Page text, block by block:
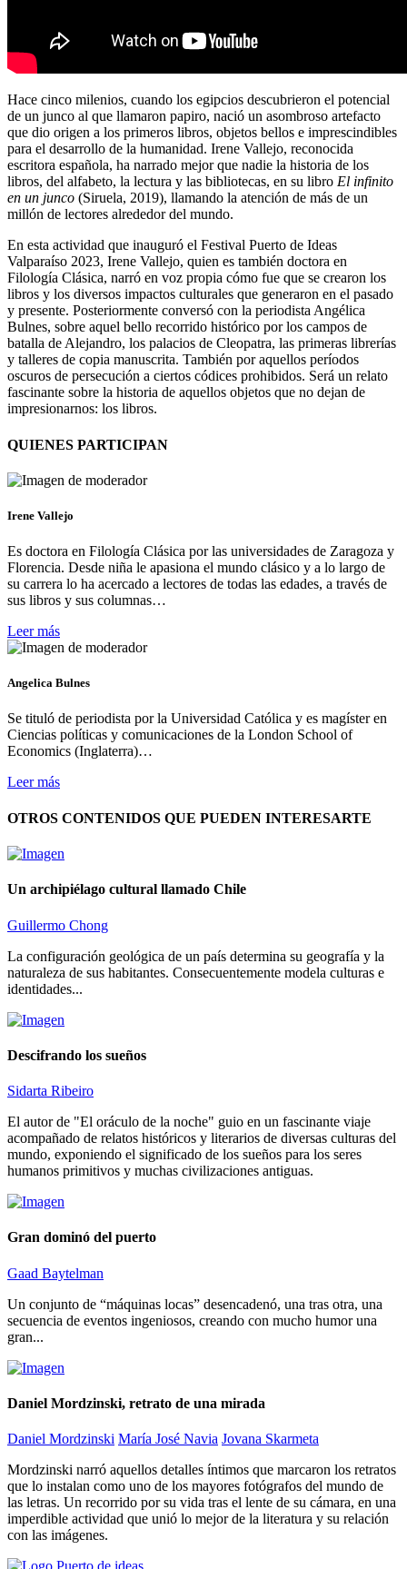
Hace cinco milenios, cuando los egipcios descubrieron el potencial
de un junco al que llamaron papiro, nació un asombroso artefacto
que dio origen a los primeros libros, objetos bellos e imprescindibles
para el desarrollo de la humanidad. Irene Vallejo, reconocida
escritora española, ha narrado mejor que nadie la historia de los
libros, del alfabeto, la lectura y las bibliotecas, en su libro El infinito
en un junco (Siruela, 2019), llamando la atención de más de un
millón de lectores alrededor del mundo.
En esta actividad que inauguró el Festival Puerto de Ideas
Valparaíso 2023, Irene Vallejo, quien es también doctora en
Filología Clásica, narró en voz propia cómo fue que se crearon los
libros y los diversos impactos culturales que generaron en el pasado
y presente. Posteriormente conversó con la periodista Angélica
Bulnes, sobre aquel bello recorrido histórico por los campos de
batalla de Alejandro, los palacios de Cleopatra, las primeras librerías
y talleres de copia manuscrita. También por aquellos períodos
oscuros de persecución a ciertos códices prohibidos. Será un relato
fascinante sobre la historia de aquellos objetos que no dejan de
impresionarnos: los libros.
QUIENES PARTICIPAN
Irene Vallejo
Es doctora en Filología Clásica por las universidades de Zaragoza y
Florencia. Desde niña le apasiona el mundo clásico y a lo largo de
su carrera lo ha acercado a lectores de todas las edades, a través de
sus libros y sus columnas…
Leer más
Angelica Bulnes
Se tituló de periodista por la Universidad Católica y es magíster en
Ciencias políticas y comunicaciones de la London School of
Economics (Inglaterra)…
Leer más
OTROS CONTENIDOS QUE PUEDEN INTERESARTE
Un archipiélago cultural llamado Chile
Guillermo Chong
La configuración geológica de un país determina su geografía y la
naturaleza de sus habitantes. Consecuentemente modela culturas e
identidades...
Descifrando los sueños
Sidarta Ribeiro
El autor de "El oráculo de la noche" guio en un fascinante viaje
acompañado de relatos históricos y literarios de diversas culturas del
mundo, exponiendo el significado de los sueños para los seres
humanos primitivos y muchas civilizaciones antiguas.
Gran dominó del puerto
Gaad Baytelman
Un conjunto de “máquinas locas” desencadenó, una tras otra, una
secuencia de eventos ingeniosos, creando con mucho humor una
gran...
Daniel Mordzinski, retrato de una mirada
Daniel Mordzinski María José Navia Jovana Skarmeta
Mordzinski narró aquellos detalles íntimos que marcaron los retratos
que lo instalan como uno de los mayores fotógrafos del mundo de
las letras. Un recorrido por su vida tras el lente de su cámara, en una
imperdible actividad que unió lo mejor de la literatura y su relación
con las imágenes.